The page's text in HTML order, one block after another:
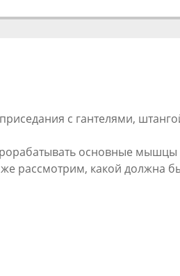
с гантелями,
основные мышцы
рассмотрим, какой должна